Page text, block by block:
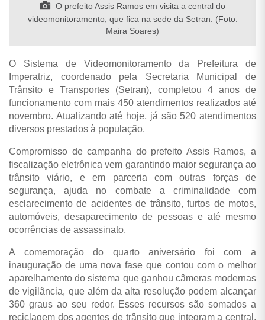
O prefeito Assis Ramos em visita a central do
videomonitoramento, que fica na sede da Setran. (Foto:
Maira Soares)
O Sistema de Videomonitoramento da Prefeitura de
Imperatriz, coordenado pela Secretaria Municipal de
Trânsito e Transportes (Setran), completou 4 anos de
funcionamento com mais 450 atendimentos realizados até
novembro. Atualizando até hoje, já são 520 atendimentos
diversos prestados à população.
Compromisso de campanha do prefeito Assis Ramos, a
fiscalização eletrônica vem garantindo maior segurança ao
trânsito viário, e em parceria com outras forças de
segurança, ajuda no combate a criminalidade com
esclarecimento de acidentes de trânsito, furtos de motos,
automóveis, desaparecimento de pessoas e até mesmo
ocorrências de assassinato.
A comemoração do quarto aniversário foi com a
inauguração de uma nova fase que contou com o melhor
aparelhamento do sistema que ganhou câmeras modernas
de vigilância, que além da alta resolução podem alcançar
360 graus ao seu redor. Esses recursos são somados a
reciclagem dos agentes de trânsito que integram a central,